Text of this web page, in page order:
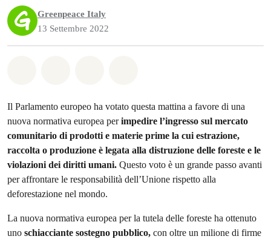
Greenpeace Italy
13 Settembre 2022
Il Parlamento europeo ha votato questa mattina a favore di una
nuova normativa europea perimpedire l’ingresso sul mercato
comunitario di prodotti e materie prime la cui estrazione,
raccolta o produzione è legata alla distruzione delle foreste e le
violazioni dei diritti umani. Questo voto è un grande passo avanti
per affrontare le responsabilità dell’Unione rispetto alla
deforestazione nel mondo.
La nuova normativa europea per la tutela delle foreste ha ottenuto
uno schiacciante sostegno pubblico, con oltre un milione di firme